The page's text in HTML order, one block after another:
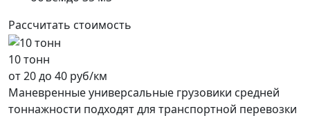
Рассчитать стоимость
10 тонн
от 20 до 40 руб/км
Маневренные универсальные грузовики средней
тоннажности подходят для транспортной перевозки